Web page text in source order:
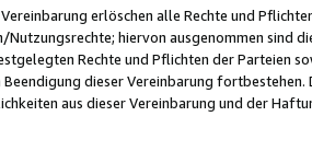
erlöschen alle Rechte und
Nutzungsrechte; hiervon ausgenommen sind
Rechte und Pflichten der Parteien
Beendigung dieser Vereinbarung
aus dieser Vereinbarung und der